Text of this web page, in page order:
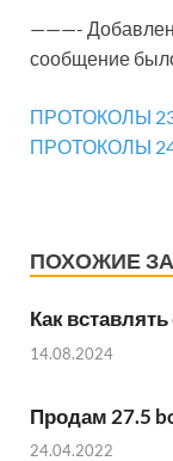
———-
сообщение
ПРОТОКОЛЫ
ПРОТОКОЛЫ
ПОХОЖИЕ
Как
14.08.2024
Продам 27.5
24.04.2022